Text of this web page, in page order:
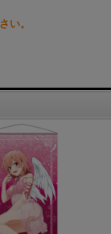
い。